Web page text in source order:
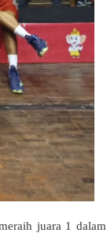
juara 1 dalam